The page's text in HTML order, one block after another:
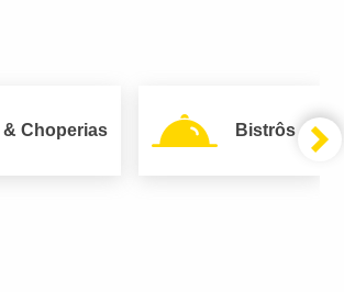
& Choperias Bistrôs